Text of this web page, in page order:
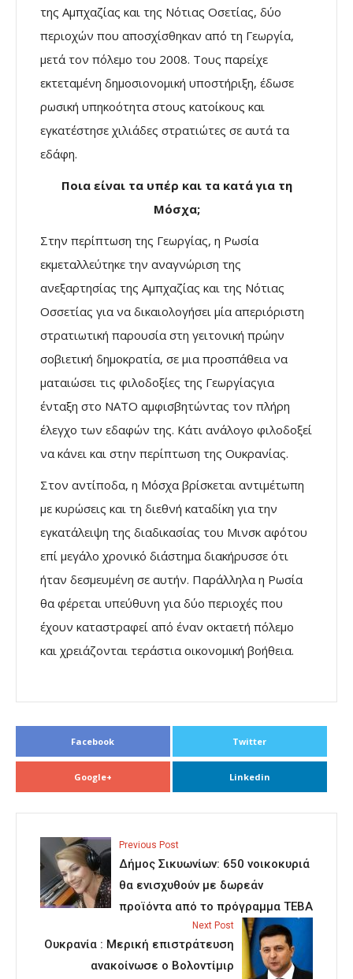
της Αμπχαζίας και της Νότιας Οσετίας, δύο
περιοχών που αποσχίσθηκαν από τη Γεωργία,
μετά τον πόλεμο του 2008. Τους παρείχε
εκτεταμένη δημοσιονομική υποστήριξη, έδωσε
ρωσική υπηκοότητα στους κατοίκους και
εγκατέστησε χιλιάδες στρατιώτες σε αυτά τα
εδάφη.
Ποια είναι τα υπέρ και τα κατά για τη
Μόσχα;
Στην περίπτωση της Γεωργίας, η Ρωσία
εκμεταλλεύτηκε την αναγνώριση της
ανεξαρτησίας της Αμπχαζίας και της Νότιας
Οσσετίας για να δικαιολογήσει μία απεριόριστη
στρατιωτική παρουσία στη γειτονική πρώην
σοβιετική δημοκρατία, σε μια προσπάθεια να
ματαιώσει τις φιλοδοξίες της Γεωργίαςγια
ένταξη στο ΝΑΤΟ αμφισβητώντας τον πλήρη
έλεγχο των εδαφών της. Κάτι ανάλογο φιλοδοξεί
να κάνει και στην περίπτωση της Ουκρανίας.
Στον αντίποδα, η Μόσχα βρίσκεται αντιμέτωπη
με κυρώσεις και τη διεθνή καταδίκη για την
εγκατάλειψη της διαδικασίας του Μινσκ αφότου
επί μεγάλο χρονικό διάστημα διακήρυσσε ότι
ήταν δεσμευμένη σε αυτήν. Παράλληλα η Ρωσία
θα φέρεται υπεύθυνη για δύο περιοχές που
έχουν καταστραφεί από έναν οκταετή πόλεμο
και χρειάζονται τεράστια οικονομική βοήθεια.
Facebook Twitter
Google+ Linkedin
Previous Post
Δήμος Σικυωνίων: 650 νοικοκυριά
θα ενισχυθούν με δωρεάν
προϊόντα από το πρόγραμμα ΤΕΒΑ
Next Post
Ουκρανία : Μερική επιστράτευση
ανακοίνωσε ο Βολοντίμιρ